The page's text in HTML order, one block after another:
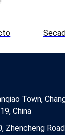
Town,
China
Zhencheng